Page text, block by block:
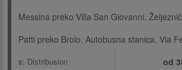
Messina preko Villa San Giovanni,
s: Distribusion od